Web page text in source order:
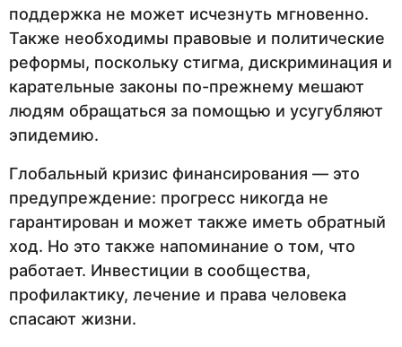
поддержка не может исчезнуть мгновенно.
Также необходимы правовые и политические
реформы, поскольку стигма, дискриминация и
карательные законы по-прежнему мешают
людям обращаться за помощью и усугубляют
эпидемию.
Глобальный кризис финансирования — это
предупреждение: прогресс никогда не
гарантирован и может также иметь обратный
ход. Но это также напоминание о том, что
работает. Инвестиции в сообщества,
профилактику, лечение и права человека
спасают жизни.